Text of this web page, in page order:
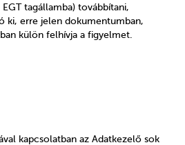
tagállamba) továbbítani,
ki, erre jelen dokumentumban,
külön felhívja a figyelmet.
kapcsolatban az Adatkezelő sok